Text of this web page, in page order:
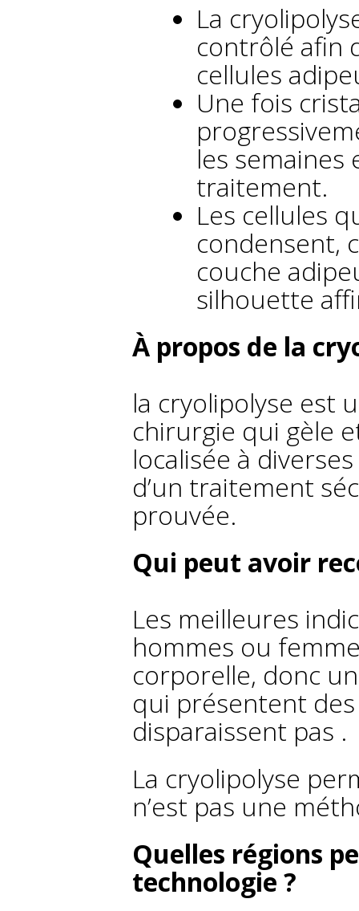
La
contrôlé afin
cellules
Une fois
les semaines
traitement.
Les cellules
condensent,
couche
silhouette
À propos de la
la cryolipolyse est
chirurgie qui gèle
localisée à
d’un traitement
prouvée.
Qui peut avoir
Les meilleures
hommes ou
corporelle, donc
qui présentent
disparaissent pas .
La cryolipolyse
n’est pas une
Quelles régions
technologie ?